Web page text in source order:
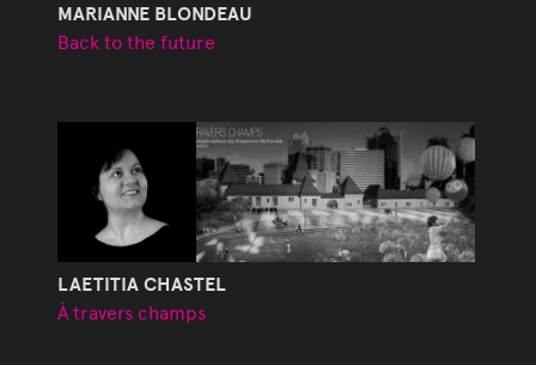
MARIANNE BLONDEAU
Back to the future
LAETITIA CHASTEL
À travers champs